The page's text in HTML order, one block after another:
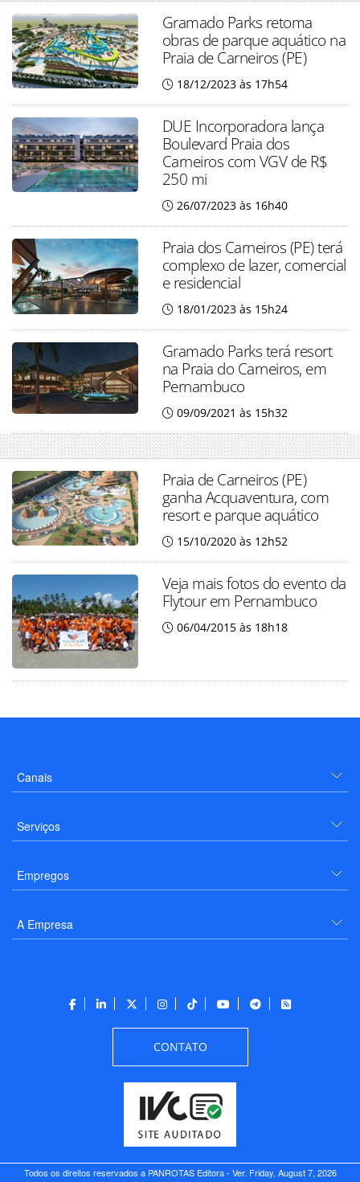
Gramado Parks retoma
obras de parque aquático na
Praia de Carneiros (PE)
18/12/2023 às 17h54
DUE Incorporadora lança
Boulevard Praia dos
Carneiros com VGV de R$
250 mi
26/07/2023 às 16h40
Praia dos Carneiros (PE) terá
complexo de lazer, comercial
e residencial
18/01/2023 às 15h24
Gramado Parks terá resort
na Praia do Carneiros, em
Pernambuco
09/09/2021 às 15h32
Praia de Carneiros (PE)
ganha Acquaventura, com
resort e parque aquático
15/10/2020 às 12h52
Veja mais fotos do evento da
Flytour em Pernambuco
06/04/2015 às 18h18
Canais
Serviços
Empregos
A Empresa
CONTATO
Todos os direitos reservados a PANROTAS Editora - Ver. Friday, August 7, 2026